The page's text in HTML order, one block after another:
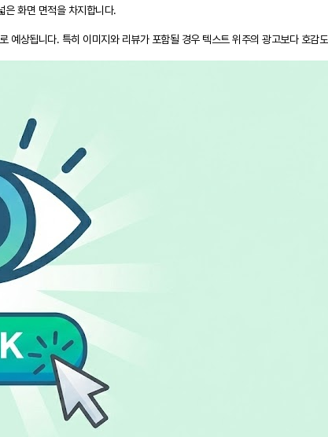
은 화면 면적을 차지합니다.
상됩니다. 특히 이미지와 리뷰가 포함될 경우 텍스트 위주의 광고보다 호감